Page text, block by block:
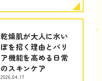
乾燥肌が大人に水い
ぼを招く理由とバリ
ア機能を高める日常
のスキンケア
2026.04.17